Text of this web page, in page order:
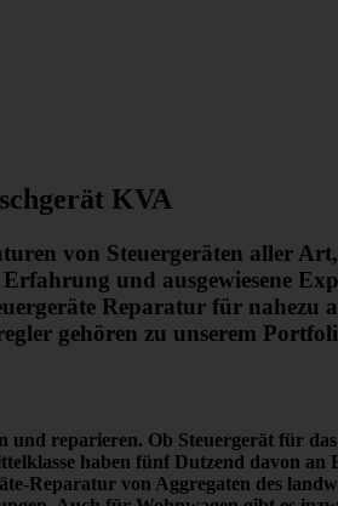
KVA
von Steuergeräten aller
und ausgewiesene
Reparatur für
gehören zu unserem
und reparieren. Ob Steuergerät für
haben fünf Dutzend davon an
Reparatur von Aggregaten des